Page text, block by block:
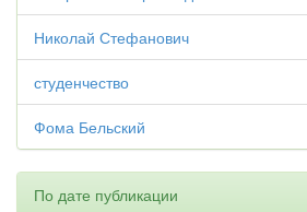
Николай Стефанович
студенчество
Фома Бельский
По дате публикации